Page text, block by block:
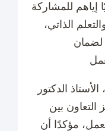
إياهم للمشاركة
الذاتي،
لضمان
الدكتور
التعاون بين
مؤكدًا أن